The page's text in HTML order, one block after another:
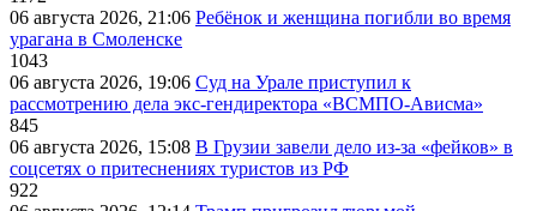
06 августа 2026, 21:06 Ребёнок и женщина погибли во время
урагана в Смоленске
1043
06 августа 2026, 19:06 Суд на Урале приступил к
рассмотрению дела экс-гендиректора «ВСМПО-Ависма»
845
06 августа 2026, 15:08 В Грузии завели дело из-за «фейков» в
соцсетях о притеснениях туристов из РФ
922